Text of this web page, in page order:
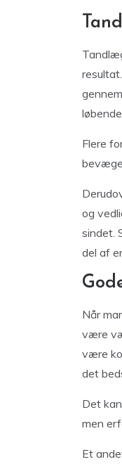
Flere
og
sindet.
del af
Når
være
være
det
Det
men
Et